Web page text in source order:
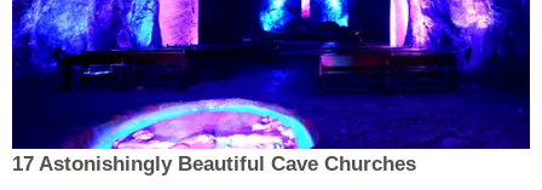
17 Astonishingly Beautiful Cave Churches